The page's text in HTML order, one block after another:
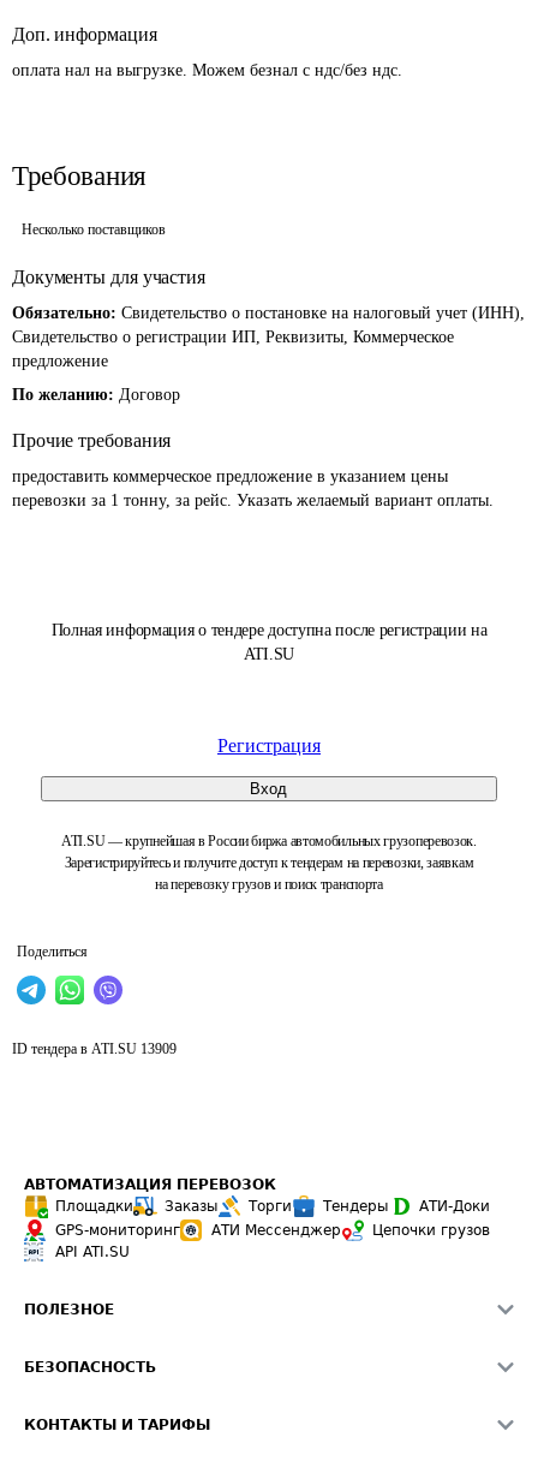
Полная информация о тендере доступна после регистрации на
ATI.SU
Регистрация
Вход
ATI.SU — крупнейшая в России биржа автомобильных грузоперевозок.
Зарегистрируйтесь и получите доступ к тендерам на перевозки, заявкам
на перевозку грузов и поиск транспорта
Поделиться
Доп. информация
оплата нал на выгрузке. Можем безнал с ндс/без ндс.
Требования
Несколько поставщиков
Документы для участия
Обязательно: Свидетельство о постановке на налоговый учет (ИНН),
Свидетельство о регистрации ИП, Реквизиты, Коммерческое
предложение
По желанию: Договор
Прочие требования
предоставить коммерческое предложение в указанием цены
перевозки за 1 тонну, за рейс. Указать желаемый вариант оплаты.
ID тендера в ATI.SU 13909
АВТОМАТИЗАЦИЯ ПЕРЕВОЗОК
Площадки
Заказы Торги Тендеры
АТИ-Доки
GPS-мониторинг
АТИ Мессенджер
Цепочки грузов
API ATI.SU
ПОЛЕЗНОЕ
Звезды ATI.SU на вашем сайте
БЕЗОПАСНОСТЬ
КОНТАКТЫ И ТАРИФЫ